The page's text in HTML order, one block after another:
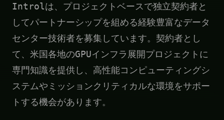
Introlは、プロジェクトベースで独立契約者と
してパートナーシップを組める経験豊富なデータ
センター技術者を募集しています。契約者とし
て、米国各地のGPUインフラ展開プロジェクトに
専門知識を提供し、高性能コンピューティングシ
ステムやミッションクリティカルな環境をサポー
トする機会があります。